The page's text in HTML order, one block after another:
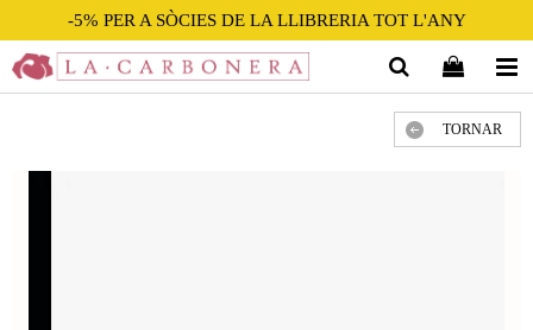
-5% PER A SÒCIES DE LA LLIBRERIA TOT L'ANY
TORNAR